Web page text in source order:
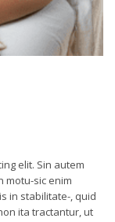
elit. Sin autem
motu-sic enim
in stabilitate-, quid
ita tractantur, ut